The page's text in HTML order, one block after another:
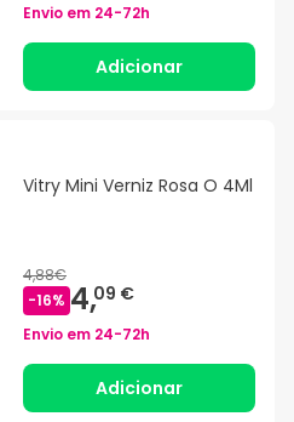
Envio em 24-72h
Adicionar
Vitry Mini Verniz Rosa O 4Ml
4,88€
-16% 4,09 €
Envio em 24-72h
Adicionar